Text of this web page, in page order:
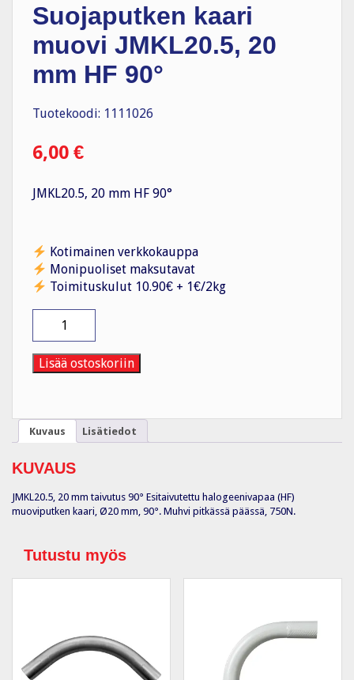
Suojaputken kaari
muovi JMKL20.5, 20
mm HF 90°
Tuotekoodi: 1111026
6,00 €
JMKL20.5, 20 mm HF 90°
Kotimainen verkkokauppa
Monipuoliset maksutavat
Toimituskulut 10.90€ + 1€/2kg
muovi
JMKL20.5,
20
90°
määrä
Lisää ostoskoriin
Kuvaus Lisätiedot
KUVAUS
JMKL20.5, 20 mm taivutus 90° Esitaivutettu halogeenivapaa (HF)
muoviputken kaari, Ø20 mm, 90°. Muhvi pitkässä päässä, 750N.
Tutustu myös